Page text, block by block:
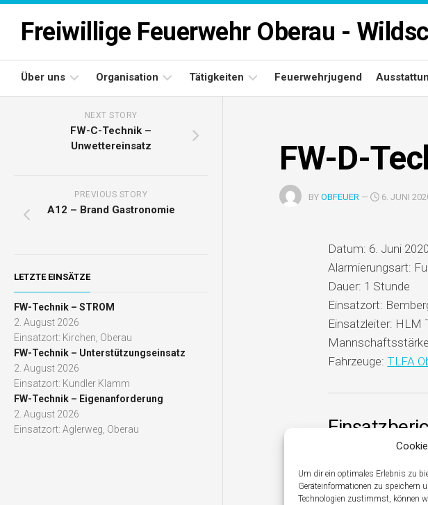
Um dir ein optimales Erlebnis zu
Geräteinformationen zu speichern
Technologien zustimmst, können
Skip
contentFreiwillige Feuerwehr Oberau -
Über uns
Einsatzgebiet
Aufgaben
Organisation
Kommando
Ausschuss
Tätigkeiten
Bewerbsmannschaften
Feuerwehrjugend
FW-D-
BYOBFEUER — 6. JUNI
Datum: 6. Juni
Alarmierungsart:
Dauer: 1 Stunde
Einsatzort:
Einsatzleiter: HLM
Fahrzeuge: TLFA
NEXT STORY
FW-C-Technik –
Unwettereinsatz
PREVIOUS STORY
A12 – Brand Gastronomie
LETZTE EINSÄTZE
FW-Technik – STROM
2. August 2026
Einsatzort: Kirchen, Oberau
FW-Technik – Unterstützungseinsatz
2. August 2026
Einsatzort: Kundler Klamm
FW-Technik – Eigenanforderung
2. August 2026
Einsatzort: Aglerweg, Oberau